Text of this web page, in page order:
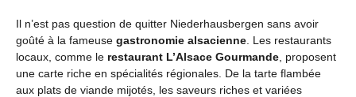
Il n’est pas question de quitter Niederhausbergen sans avoir
goûté à la fameuse gastronomie alsacienne . Les restaurants
locaux, comme le restaurant L’Alsace Gourmande , proposent
une carte riche en spécialités régionales. De la tarte flambée
aux plats de viande mijotés, les saveurs riches et variées